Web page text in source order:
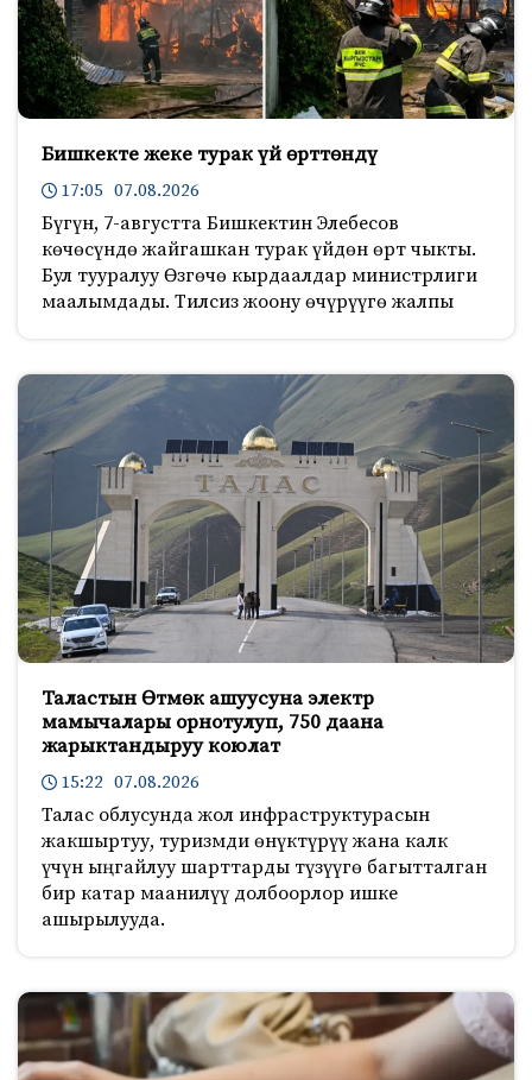
Бишкекте жеке турак үй өрттөндү
17:05 07.08.2026
Бүгүн, 7-августта Бишкектин Элебесов
көчөсүндө жайгашкан турак үйдөн өрт чыкты.
Бул тууралуу Өзгөчө кырдаалдар министрлиги
маалымдады. Тилсиз жоону өчүрүүгө жалпы
Таластын Өтмөк ашуусуна электр
мамычалары орнотулуп, 750 даана
жарыктандыруу коюлат
15:22 07.08.2026
Талас облусунда жол инфраструктурасын
жакшыртуу, туризмди өнүктүрүү жана калк
үчүн ыңгайлуу шарттарды түзүүгө багытталган
бир катар маанилүү долбоорлор ишке
ашырылууда.